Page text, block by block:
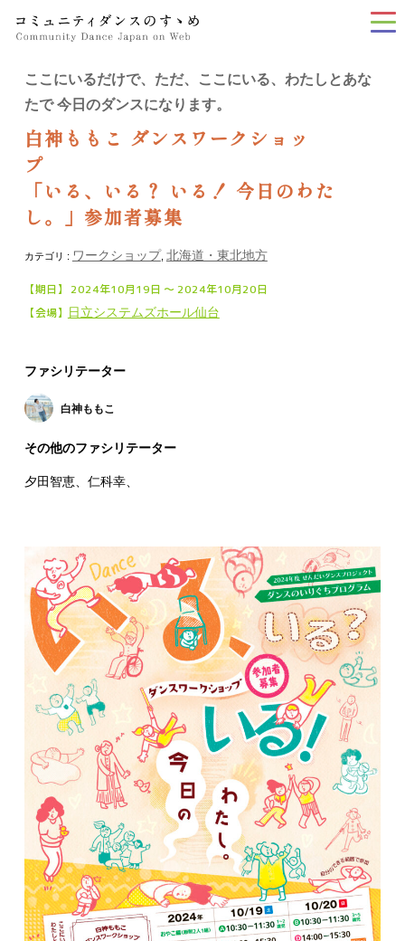
ここにいるだけで、ただ、ここにいる、わたしとあな
たで 今日のダンスになります。
白神ももこ ダンスワークショッ
プ
「いる、いる？ いる！ 今日のわた
し。」参加者募集
カテゴリ : ワークショップ 北海道・東北地方
【期日】 2024年10月19日 〜 2024年10月20日
【会場】 日立システムズホール仙台
ファシリテーター
白神ももこ
その他のファシリテーター
夕田智恵、仁科幸、